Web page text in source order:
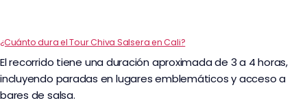
¿Cuánto dura el Tour Chiva Salsera en Cali?
El recorrido tiene una duración aproximada de 3 a 4 horas,
incluyendo paradas en lugares emblemáticos y acceso a
bares de salsa.